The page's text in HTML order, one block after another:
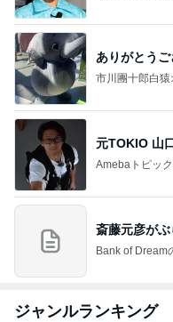
ありがとう
市川團十郎白
元TOKIO 山
Amebaトピッ
斎藤元彦が
Bank of Dream
ジャンルランキング